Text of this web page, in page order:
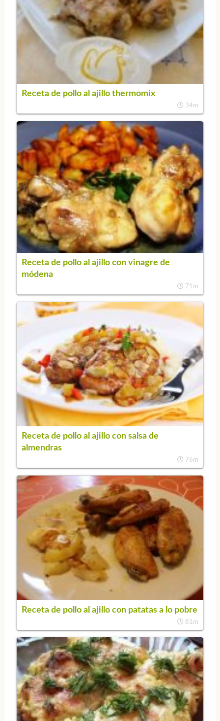
Receta de pollo al ajillo thermomix
34m
Receta de pollo al ajillo con vinagre de
módena
71m
Receta de pollo al ajillo con salsa de
almendras
76m
Receta de pollo al ajillo con patatas a lo pobre
81m